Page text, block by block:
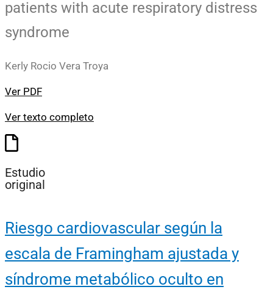
patients with acute respiratory distress
syndrome
Kerly Rocio Vera Troya
Ver PDF
Ver texto completo
Estudio
original
Riesgo cardiovascular según la
escala de Framingham ajustada y
síndrome metabólico oculto en